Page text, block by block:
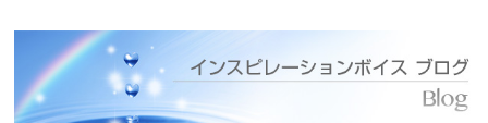
ボイスヒーリング
インスピレーションボイスのボイスメソッド
レッスン内容